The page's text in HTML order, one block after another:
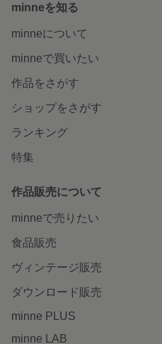
minneを知る
minneについて
minneで買いたい
作品をさがす
ショップをさがす
ランキング
特集
作品販売について
minneで売りたい
食品販売
ヴィンテージ販売
ダウンロード販売
minne PLUS
minne LAB